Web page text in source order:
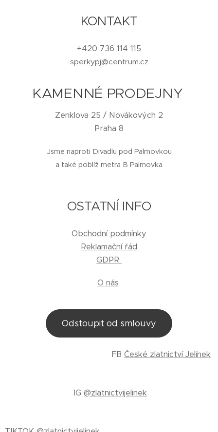
KONTAKT
+420 736 114 115
sperkypj@centrum.cz
KAMENNÉ PRODEJNY
Zenklova 25 / Novákových 2
Praha 8
Jsme naproti Divadlu pod Palmovkou
a také poblíž metra B Palmovka
OSTATNÍ INFO
Obchodní podmínky
Reklamační řád
GDPR
O nás
Odstoupit od smlouvy
FB České zlatnictví Jelínek
IG @zlatnictvijelinek